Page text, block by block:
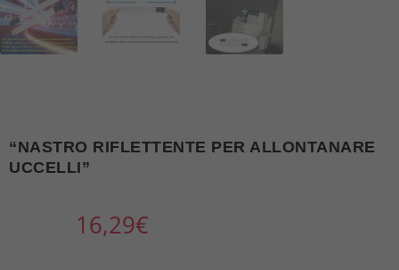
“NASTRO RIFLETTENTE PER ALLONTANARE
UCCELLI”
16,29€